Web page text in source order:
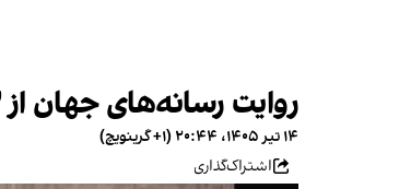
روایت رسانه‌های جهان از ۳ روز نخست تشییع جنازه علی خامنه‌ای؛ مجتبی کجاست؟
۱۴ تیر ۱۴۰۵، ۲۰:۴۴ (‎+۱ گرینویچ)
اشتراک‌گذاری